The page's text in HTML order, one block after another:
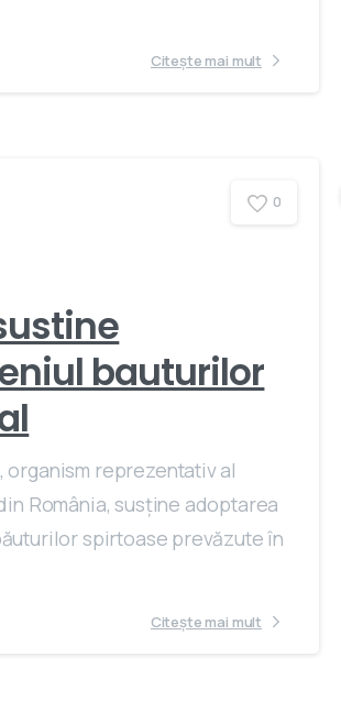
Citește mai mult
0
bauturilor
organism reprezentativ al
România, susţine adoptarea
spirtoase prevăzute în
Citește mai mult